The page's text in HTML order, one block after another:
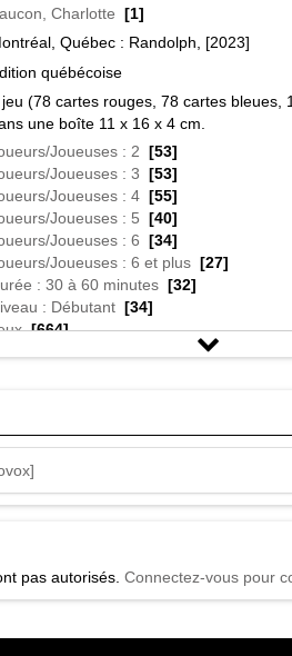
Charlotte [1]
Québec : Randolph, [2023]
québécoise
jeu (78 cartes rouges, 78 cartes bleues,
une boîte 11 x 16 x 4 cm.
Joueuses : 2 [53]
Joueuses : 3 [53]
Joueuses : 4 [55]
Joueuses : 5 [40]
Joueuses : 6 [34]
Joueuses : 6 et plus [27]
: 30 à 60 minutes [32]
: Débutant [34]
[664]
de cartes convivial, original et plein de
vous de votre main en
cartes. Le premier qui se débarrasse
de catégories absurdes,
de l'emboîtage
cible : 10 ans et plus
pas autorisés. Connectez-vous pour